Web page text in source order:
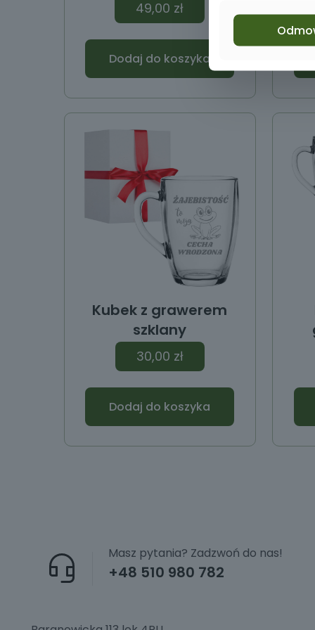
49,00 zł
Dodaj do koszyka
Kubek z grawerem
szklany
30,00 zł
Dodaj do koszyka
+48 510 980 782
Masz pytania? Zadzwoń do nas!